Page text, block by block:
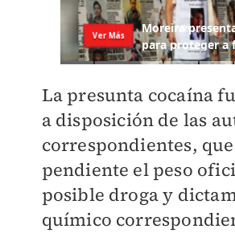
La presunta cocaína
a disposición de las
correspondientes,
pendiente el peso
posible droga y
químico